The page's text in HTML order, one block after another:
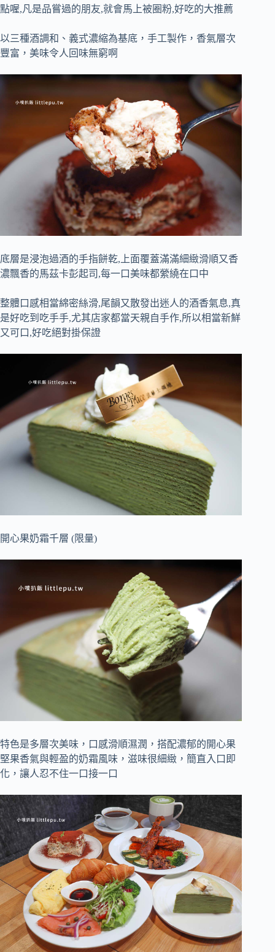
點喔,凡是品嘗過的朋友,就會馬上被圈粉,好吃的大推薦
以三種酒調和、義式濃縮為基底，手工製作，香氣層次
豐富，美味令人回味無窮啊
底層是浸泡過酒的手指餅乾,上面覆蓋滿滿細緻滑順又香
濃飄香的馬茲卡彭起司,每一口美味都縈繞在口中
整體口感相當綿密絲滑,尾韻又散發出迷人的酒香氣息,真
是好吃到吃手手,尤其店家都當天親自手作,所以相當新鮮
又可口,好吃絕對掛保證
開心果奶霜千層 (限量)
特色是多層次美味，口感滑順濕潤，搭配濃郁的開心果
堅果香氣與輕盈的奶霜風味，滋味很細緻，簡直入口即
化，讓人忍不住一口接一口